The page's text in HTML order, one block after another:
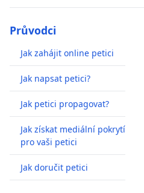
Průvodci
Jak zahájit online petici
Jak napsat petici?
Jak petici propagovat?
Jak získat mediální pokrytí
pro vaši petici
Jak doručit petici